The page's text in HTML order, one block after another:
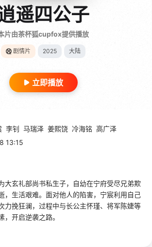
遥四公子
片由茶杯狐cupfox提供播放
剧情片 2025 大陆
立即播放
李钊 马瑞泽 姜熙饶 冷海铭 高广泽
13:15
玄礼部尚书私生子，自幼在宁府受尽兄弟欺
，生活艰难。面对他人的陷害，宁宸利用自己
力挽狂澜，过程中与长公主怀瑾、将军陈婕等
，开启逆袭之路。